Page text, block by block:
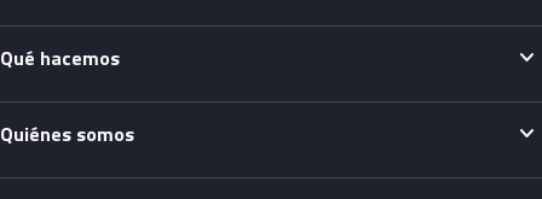
Qué hacemos expand_more
Quiénes somos expand_more